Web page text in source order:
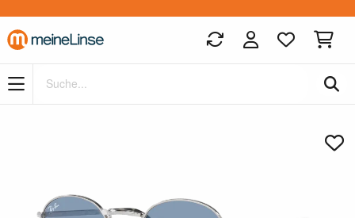
Zum Hauptinhalt springen